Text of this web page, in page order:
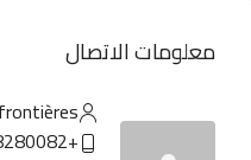
معلومات الاتصال
+212668280082